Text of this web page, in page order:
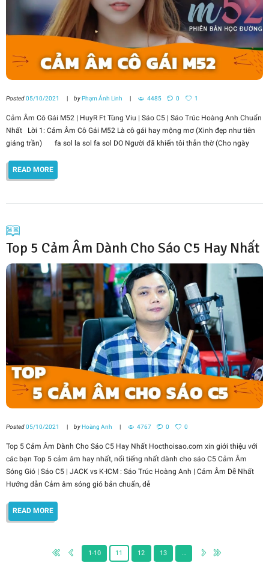
Posted05/10/2021 byPhạm Ánh Linh 4485 0 1
Cảm Âm Cô Gái M52 | HuyR Ft Tùng Viu | Sáo C5 | Sáo Trúc Hoàng Anh Chuẩn
Nhất Lời 1: Cảm Âm Cô Gái M52 Là cô gái hay mộng mơ (Xinh đẹp như tiên
giáng trần) fa sol la sol fa sol DO Người đã khiến tôi thẫn thờ (Cho ngày
READ MORE
Top 5 Cảm Âm Dành Cho Sáo C5 Hay Nhất
Posted05/10/2021 byHoàng Anh 4767 0 0
Top 5 Cảm Âm Dành Cho Sáo C5 Hay Nhất Hocthoisao.com xin giới thiệu với
các bạn Top 5 cảm âm hay nhất, nổi tiếng nhất dành cho sáo C5 Cảm Âm
Sóng Gió | Sáo C5 | JACK vs K-ICM : Sáo Trúc Hoàng Anh | Cảm Âm Dễ Nhất
Hướng dẫn Cảm âm sóng gió bản chuẩn, dễ
READ MORE
1-10 11 12 13 …